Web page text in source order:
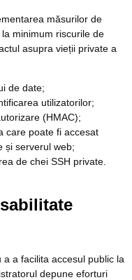
măsurilor de
minimum riscurile de
asupra vieții private a
de date;
utilizatorilor;
(HMAC);
care poate fi accesat
și serverul web;
de chei SSH private.
a facilita accesul public la
depune eforturi